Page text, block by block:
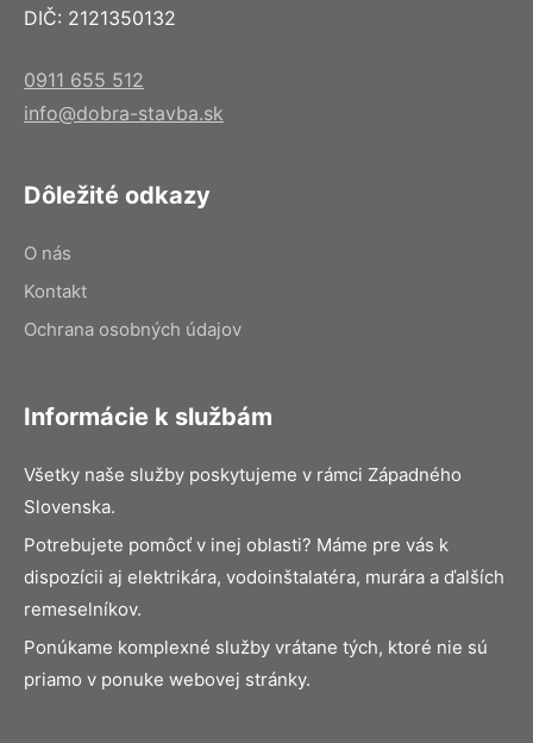
DIČ: 2121350132
0911 655 512
info@dobra-stavba.sk
Dôležité odkazy
O nás
Kontakt
Ochrana osobných údajov
Informácie k službám
Všetky naše služby poskytujeme v rámci Západného
Slovenska.
Potrebujete pomôcť v inej oblasti? Máme pre vás k
dispozícii aj elektrikára, vodoinštalatéra, murára a ďalších
remeselníkov.
Ponúkame komplexné služby vrátane tých, ktoré nie sú
priamo v ponuke webovej stránky.